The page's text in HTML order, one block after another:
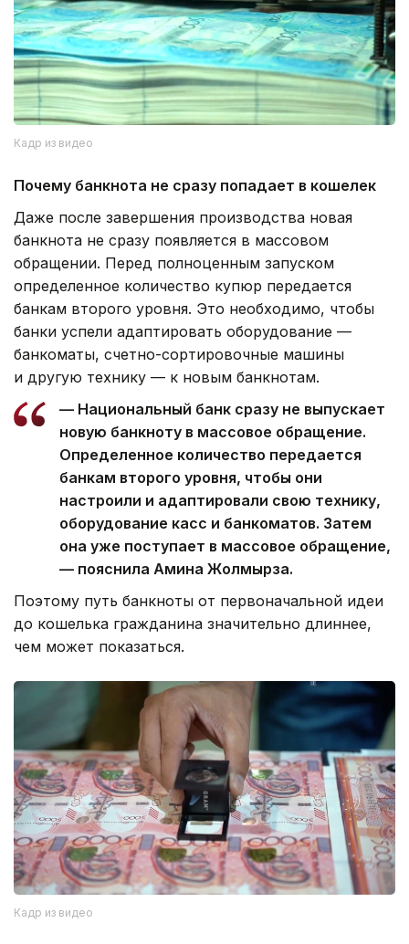
Кадр из видео
Почему банкнота не сразу попадает в кошелек
Даже после завершения производства новая
банкнота не сразу появляется в массовом
обращении. Перед полноценным запуском
определенное количество купюр передается
банкам второго уровня. Это необходимо, чтобы
банки успели адаптировать оборудование —
банкоматы, счетно-сортировочные машины
и другую технику — к новым банкнотам.
— Национальный банк сразу не выпускает
новую банкноту в массовое обращение.
Определенное количество передается
банкам второго уровня, чтобы они
настроили и адаптировали свою технику,
оборудование касс и банкоматов. Затем
она уже поступает в массовое обращение,
— пояснила Амина Жолмырза.
Поэтому путь банкноты от первоначальной идеи
до кошелька гражданина значительно длиннее,
чем может показаться.
Кадр из видео